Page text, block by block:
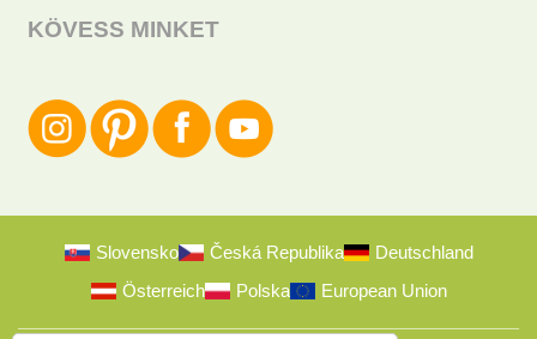
KÖVESS MINKET
Slovensko Česká Republika
Deutschland
Österreich
Polska European Union